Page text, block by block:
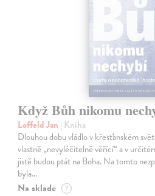
Když Bůh nikomu
Loffeld Jan | Kniha
Dlouhou dobu vládlo v křesťanském
vlastně „nevyléčitelně věřící“ a v
jistě budou ptát na Boha. Na tomto
byla…
Na sklade ?